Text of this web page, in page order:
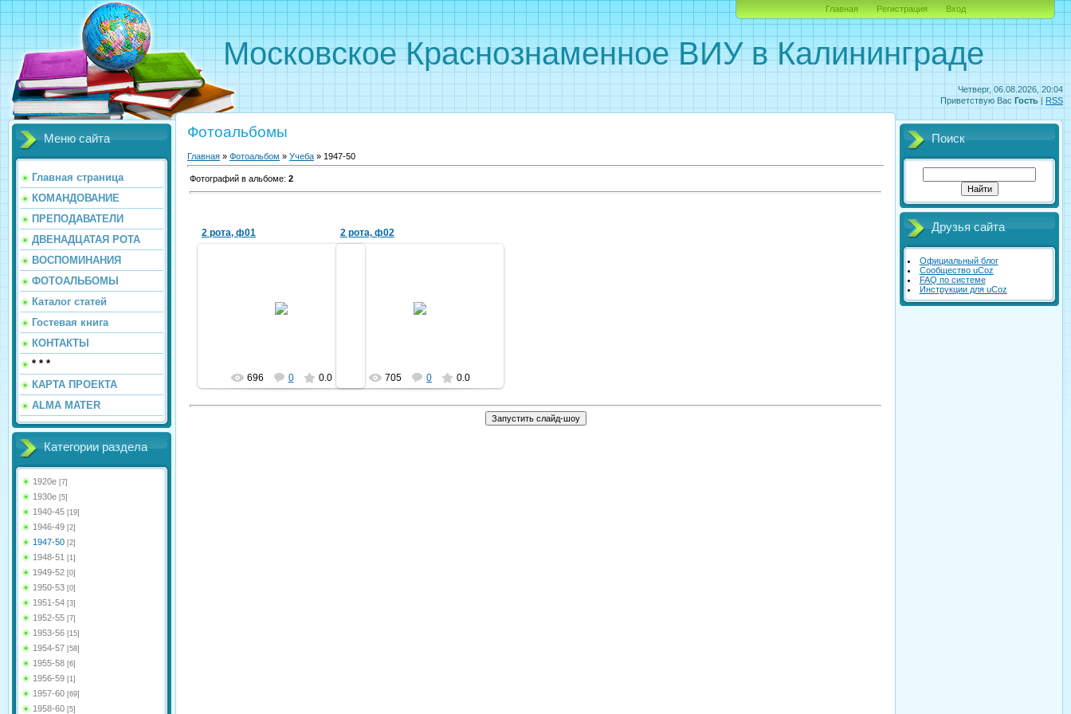
Четверг, 06.08.2026, 20:04
Приветствую Вас Гость | RSS
Московское Краснознаменное ВИУ в Калининграде
Главная Регистрация Вход
Меню сайта
Главная страница
КОМАНДОВАНИЕ
ПРЕПОДАВАТЕЛИ
ДВЕНАДЦАТАЯ РОТА
ВОСПОМИНАНИЯ
ФОТОАЛЬБОМЫ
Каталог статей
Гостевая книга
КОНТАКТЫ
* * *
КАРТА ПРОЕКТА
ALMA MATER
Категории раздела
1920е [7]
1930е [5]
1940-45 [19]
1946-49 [2]
1947-50 [2]
1948-51 [1]
1949-52 [0]
1950-53 [0]
1951-54 [3]
1952-55 [7]
1953-56 [15]
1954-57 [58]
1955-58 [6]
1956-59 [1]
1957-60 [69]
1958-60 [5]
Фотоальбомы
Главная » Фотоальбом » Учеба » 1947-50
Фотографий в альбоме: 2
2 рота, ф01
Казанцев, М. Трунцев, майор ?,
696 0 0.0
2 рота, ф02
Слева направо: 1 ряд: Л.Н.
705 0 0.0
Поиск
Друзья сайта
Официальный блог
Сообщество uCoz
FAQ по системе
Инструкции для uCoz